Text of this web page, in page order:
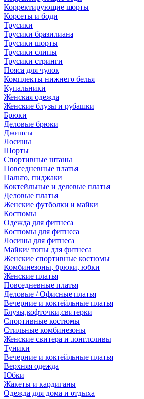
Корректирующие шорты
Корсеты и боди
Трусики
Трусики бразилиана
Трусики шорты
Трусики слипы
Трусики стринги
Пояса для чулок
Комплекты нижнего белья
Купальники
Женская одежда
Женские блузы и рубашки
Брюки
Деловые брюки
Джинсы
Лосины
Шорты
Спортивные штаны
Повседневные платья
Пальто, пиджаки
Коктейльные и деловые платья
Деловые платья
Женские футболки и майки
Костюмы
Одежда для фитнеса
Костюмы для фитнеса
Лосины для фитнеса
Майки/ топы для фитнеса
Женские спортивные костюмы
Комбинезоны, брюки, юбки
Женские платья
Повседневные платья
Деловые / Офисные платья
Вечерние и коктейльные платья
Блузы,кофточки,свитерки
Спортивные костюмы
Стильные комбинезоны
Женские свитера и лонглсливы
Туники
Вечерние и коктейльные платья
Верхняя одежда
Юбки
Жакеты и кардиганы
Одежда для дома и отдыха